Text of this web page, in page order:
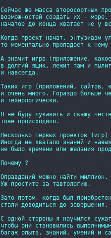
Сейчас же масса второсортных
возможностей создать их - море,
начатое до конца хватает не у
Когда проект начат, энтузиазм
то моментально пропадает к нему
А значит игра (приложение,
в долгий ящик, лежит там и
и навсегда.
Таких игр (приложений, сайтов,
и очень много. Гораздо больше
и технологически.
Я не буду лукавить и скажу
тоже происходило.
Несколько первых проектов
Иногда не хватало знаний и
не было времени или желания
Почему ?
Оправданий можно найти
Уж простите за тавтологию.
Зато потом, когда был
стали доводиться до завершения.
С одной стороны я научился
чтобы они становились
багаж опыта, знаний, умений и